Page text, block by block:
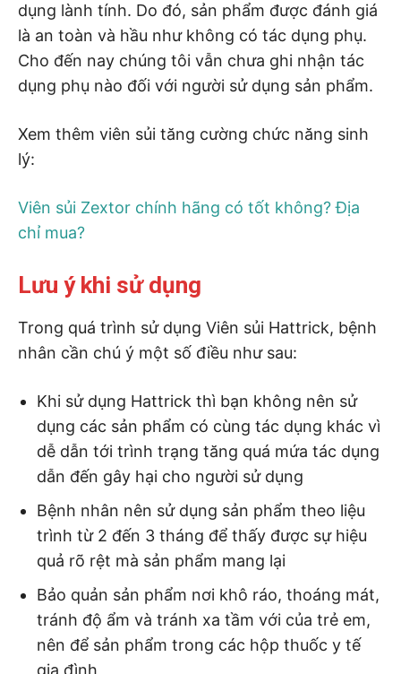
dụng lành tính. Do đó, sản phẩm được đánh giá
là an toàn và hầu như không có tác dụng phụ.
Cho đến nay chúng tôi vẫn chưa ghi nhận tác
dụng phụ nào đối với người sử dụng sản phẩm.
Xem thêm viên sủi tăng cường chức năng sinh
lý:
Viên sủi Zextor chính hãng có tốt không? Địa
chỉ mua?
Lưu ý khi sử dụng
Trong quá trình sử dụng Viên sủi Hattrick, bệnh
nhân cần chú ý một số điều như sau:
Khi sử dụng Hattrick thì bạn không nên sử
dụng các sản phẩm có cùng tác dụng khác vì
dễ dẫn tới trình trạng tăng quá mứa tác dụng
dẫn đến gây hại cho người sử dụng
Bệnh nhân nên sử dụng sản phẩm theo liệu
trình từ 2 đến 3 tháng để thấy được sự hiệu
quả rõ rệt mà sản phẩm mang lại
Bảo quản sản phẩm nơi khô ráo, thoáng mát,
tránh độ ẩm và tránh xa tầm với của trẻ em,
nên để sản phẩm trong các hộp thuốc y tế